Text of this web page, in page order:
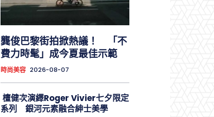
龔俊巴黎街拍掀熱議！ 「不
費力時髦」成今夏最佳示範
時尚美容 2026-08-07
檀健次演繹Roger Vivier七夕限定
系列 銀河元素融合紳士美學